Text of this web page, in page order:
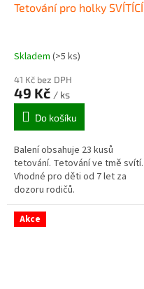
Tetování pro holky SVÍTÍCÍ
Skladem (>5 ks)
41 Kč bez DPH
49 Kč / ks
Do košíku
Balení obsahuje 23 kusů
tetování. Tetování ve tmě svítí.
Vhodné pro děti od 7 let za
dozoru rodičů.
Akce